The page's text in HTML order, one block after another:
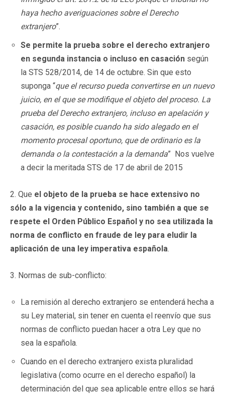
haya hecho averiguaciones sobre el Derecho
extranjero”.
Se permite la prueba sobre el derecho extranjero
en segunda instancia o incluso en casación según
la STS 528/2014, de 14 de octubre. Sin que esto
suponga “que el recurso pueda convertirse en un nuevo
juicio, en el que se modifique el objeto del proceso. La
prueba del Derecho extranjero, incluso en apelación y
casación, es posible cuando ha sido alegado en el
momento procesal oportuno, que de ordinario es la
demanda o la contestación a la demanda” Nos vuelve
a decir la meritada STS de 17 de abril de 2015
2. Que el objeto de la prueba se hace extensivo no
sólo a la vigencia y contenido, sino también a que se
respete el Orden Público Español y no sea utilizada la
norma de conflicto en fraude de ley para eludir la
aplicación de una ley imperativa española.
3. Normas de sub-conflicto:
La remisión al derecho extranjero se entenderá hecha a
su Ley material, sin tener en cuenta el reenvío que sus
normas de conflicto puedan hacer a otra Ley que no
sea la española.
Cuando en el derecho extranjero exista pluralidad
legislativa (como ocurre en el derecho español) la
determinación del que sea aplicable entre ellos se hará